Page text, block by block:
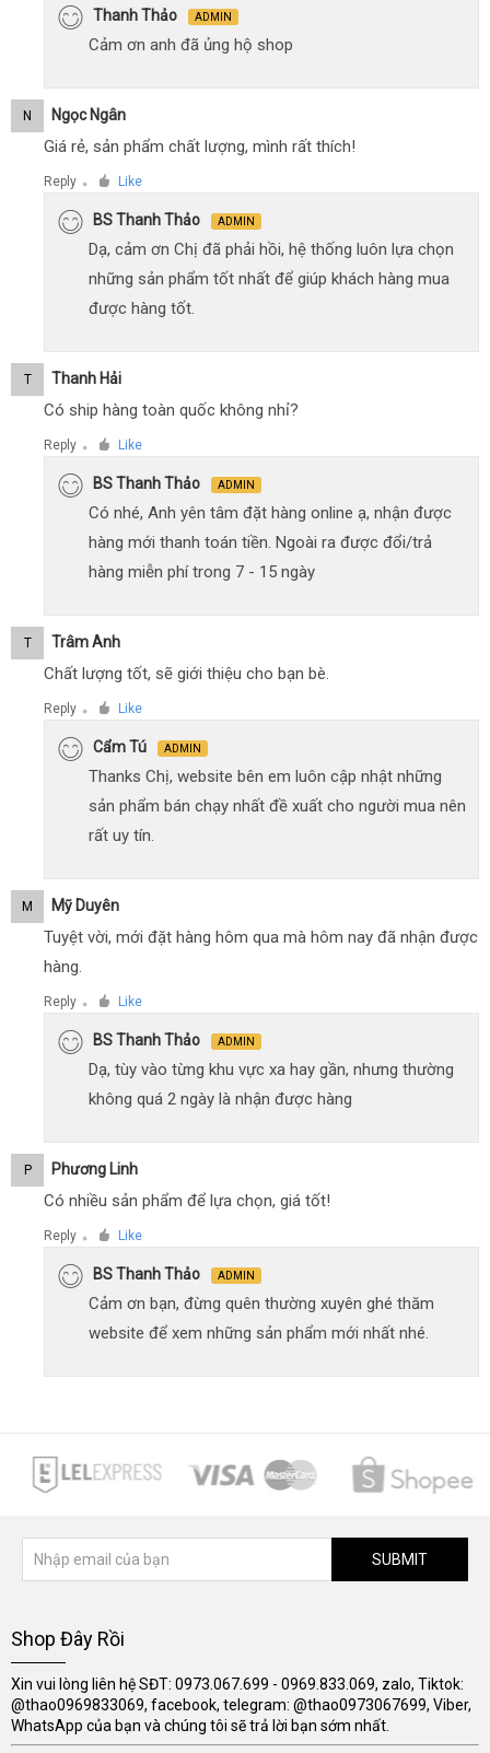
Thanh Thảo ADMIN
Cảm ơn anh đã ủng hộ shop
N Ngọc Ngân
Giá rẻ, sản phẩm chất lượng, mình rất thích!
Reply ● Like
BS Thanh Thảo ADMIN
Dạ, cảm ơn Chị đã phải hồi, hệ thống luôn lựa chọn
những sản phẩm tốt nhất để giúp khách hàng mua
được hàng tốt.
T Thanh Hải
Có ship hàng toàn quốc không nhỉ?
Reply ● Like
BS Thanh Thảo ADMIN
Có nhé, Anh yên tâm đặt hàng online ạ, nhận được
hàng mới thanh toán tiền. Ngoài ra được đổi/trả
hàng miễn phí trong 7 - 15 ngày
T Trâm Anh
Chất lượng tốt, sẽ giới thiệu cho bạn bè.
Reply ● Like
Cẩm Tú ADMIN
Thanks Chị, website bên em luôn cập nhật những
sản phẩm bán chạy nhất đề xuất cho người mua nên
rất uy tín.
M Mỹ Duyên
Tuyệt vời, mới đặt hàng hôm qua mà hôm nay đã nhận được
hàng.
Reply ● Like
BS Thanh Thảo ADMIN
Dạ, tùy vào từng khu vực xa hay gần, nhưng thường
không quá 2 ngày là nhận được hàng
P Phương Linh
Có nhiều sản phẩm để lựa chọn, giá tốt!
Reply ● Like
BS Thanh Thảo ADMIN
Cảm ơn bạn, đừng quên thường xuyên ghé thăm
website để xem những sản phẩm mới nhất nhé.
SUBMIT
Shop Đây Rồi
Xin vui lòng liên hệ SĐT: 0973.067.699 - 0969.833.069, zalo, Tiktok:
@thao0969833069, facebook, telegram: @thao0973067699, Viber,
WhatsApp của bạn và chúng tôi sẽ trả lời bạn sớm nhất.